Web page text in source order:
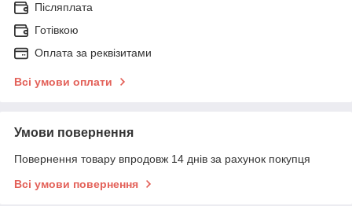
Післяплата
Готівкою
Оплата за реквізитами
Всі умови оплати
Умови повернення
Повернення товару впродовж 14 днів за рахунок покупця
Всі умови повернення